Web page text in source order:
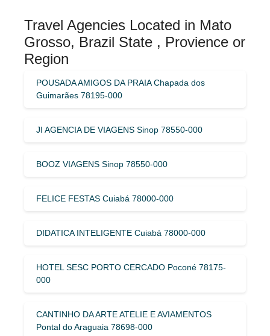
Travel Agencies Located in Mato
Grosso, Brazil State , Provience or
Region
POUSADA AMIGOS DA PRAIA Chapada dos
Guimarães 78195-000
JI AGENCIA DE VIAGENS Sinop 78550-000
BOOZ VIAGENS Sinop 78550-000
FELICE FESTAS Cuiabá 78000-000
DIDATICA INTELIGENTE Cuiabá 78000-000
HOTEL SESC PORTO CERCADO Poconé 78175-
000
CANTINHO DA ARTE ATELIE E AVIAMENTOS
Pontal do Araguaia 78698-000